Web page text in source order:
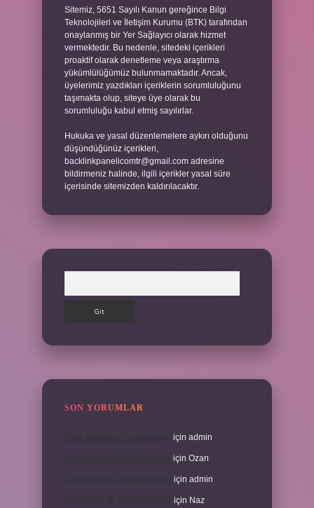
Sitemiz, 5651 Sayılı Kanun gereğince Bilgi
Teknolojileri ve İletişim Kurumu (BTK) tarafından
onaylanmış bir Yer Sağlayıcı olarak hizmet
vermektedir. Bu nedenle, sitedeki içerikleri
proaktif olarak denetleme veya araştırma
yükümlülüğümüz bulunmamaktadır. Ancak,
üyelerimiz yazdıkları içeriklerin sorumluluğunu
taşımakta olup, siteye üye olarak bu
sorumluluğu kabul etmiş sayılırlar.
Hukuka ve yasal düzenlemelere aykırı olduğunu
düşündüğünüz içerikleri,
backlinkpanelicomtr@gmail.com adresine
bildirmeniz halinde, ilgili içerikler yasal süre
içerisinde sitemizden kaldırılacaktır.
SON YORUMLAR
için admin
için Ozan
için admin
için Naz